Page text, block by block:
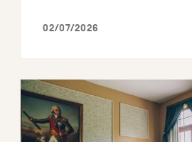
02/07/2026